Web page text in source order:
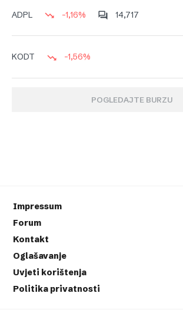
ADPL -1,16% 14,717
KODT -1,56%
POGLEDAJTE BURZU
Impressum
Forum
Kontakt
Oglašavanje
Uvjeti korištenja
Politika privatnosti